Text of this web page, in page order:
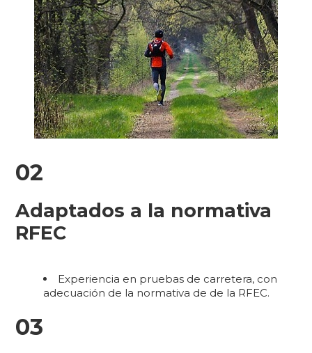
02
Adaptados a la normativa
RFEC
Experiencia en pruebas de carretera, con
adecuación de la normativa de de la RFEC.
03